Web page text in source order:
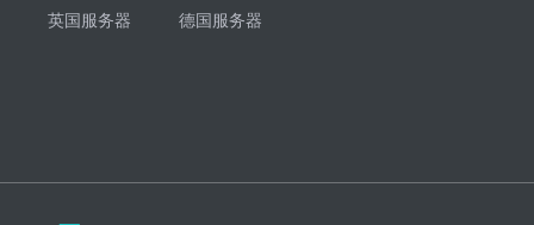
英国服务器 德国服务器